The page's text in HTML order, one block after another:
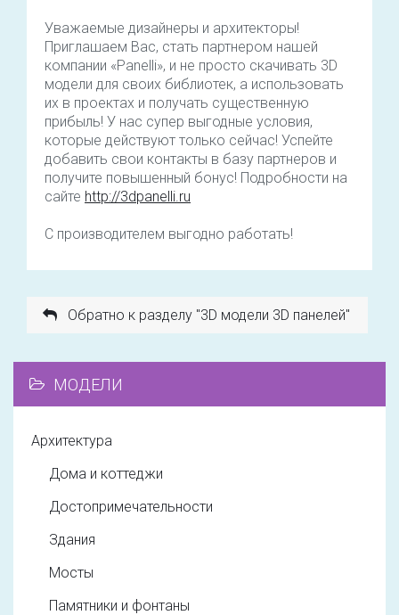
Уважаемые дизайнеры и архитекторы!
Приглашаем Вас, стать партнером нашей
компании «Panelli», и не просто скачивать 3D
модели для своих библиотек, а использовать
их в проектах и получать существенную
прибыль! У нас супер выгодные условия,
которые действуют только сейчас! Успейте
добавить свои контакты в базу партнеров и
получите повышенный бонус! Подробности на
сайте http://3dpanelli.ru
С производителем выгодно работать!
Обратно к разделу "3D модели 3D панелей"
МОДЕЛИ
Архитектура
Дома и коттеджи
Достопримечательности
Здания
Мосты
Памятники и фонтаны